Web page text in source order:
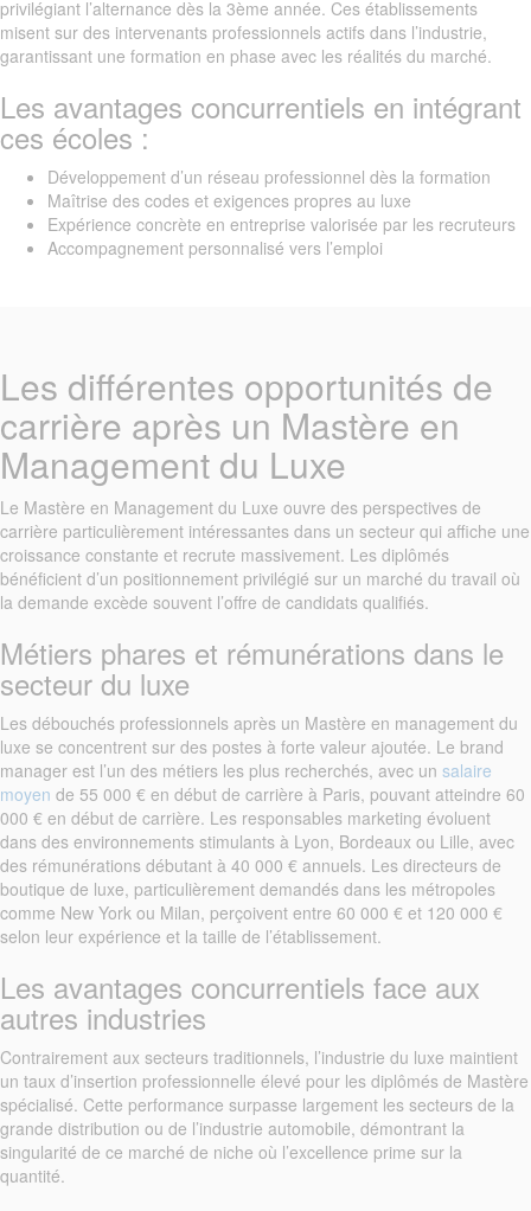
privilégiant l’alternance dès la 3ème année. Ces établissements
misent sur des intervenants professionnels actifs dans l’industrie,
garantissant une formation en phase avec les réalités du marché.
Les avantages concurrentiels en intégrant
ces écoles :
Développement d’un réseau professionnel dès la formation
Maîtrise des codes et exigences propres au luxe
Expérience concrète en entreprise valorisée par les recruteurs
Accompagnement personnalisé vers l’emploi
Les différentes opportunités de
carrière après un Mastère en
Management du Luxe
Le Mastère en Management du Luxe ouvre des perspectives de
carrière particulièrement intéressantes dans un secteur qui affiche une
croissance constante et recrute massivement. Les diplômés
bénéficient d’un positionnement privilégié sur un marché du travail où
la demande excède souvent l’offre de candidats qualifiés.
Métiers phares et rémunérations dans le
secteur du luxe
Les débouchés professionnels après un Mastère en management du
luxe se concentrent sur des postes à forte valeur ajoutée. Le brand
manager est l’un des métiers les plus recherchés, avec un salaire
moyen de 55 000 € en début de carrière à Paris, pouvant atteindre 60
000 € en début de carrière. Les responsables marketing évoluent
dans des environnements stimulants à Lyon, Bordeaux ou Lille, avec
des rémunérations débutant à 40 000 € annuels. Les directeurs de
boutique de luxe, particulièrement demandés dans les métropoles
comme New York ou Milan, perçoivent entre 60 000 € et 120 000 €
selon leur expérience et la taille de l’établissement.
Les avantages concurrentiels face aux
autres industries
Contrairement aux secteurs traditionnels, l’industrie du luxe maintient
un taux d’insertion professionnelle élevé pour les diplômés de Mastère
spécialisé. Cette performance surpasse largement les secteurs de la
grande distribution ou de l’industrie automobile, démontrant la
singularité de ce marché de niche où l’excellence prime sur la
quantité.